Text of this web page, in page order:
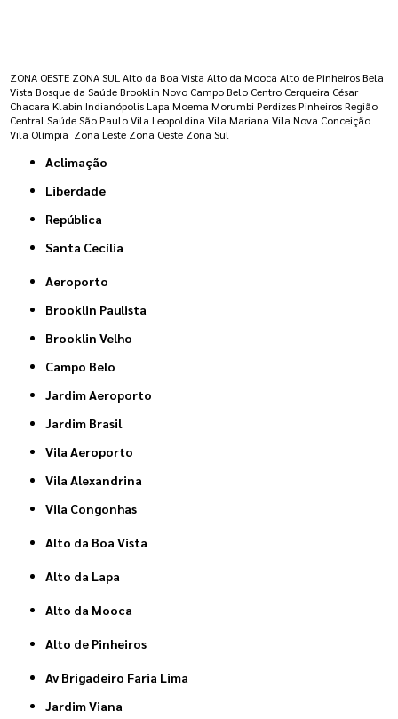
ZONA OESTE ZONA SUL Alto da Boa Vista Alto da Mooca Alto de Pinheiros Bela
Vista Bosque da Saúde Brooklin Novo Campo Belo Centro Cerqueira César
Chacara Klabin Indianópolis Lapa Moema Morumbi Perdizes Pinheiros Região
Central Saúde São Paulo Vila Leopoldina Vila Mariana Vila Nova Conceição
Vila Olímpia Zona Leste Zona Oeste Zona Sul
Aclimação
Liberdade
República
Santa Cecília
Aeroporto
Brooklin Paulista
Brooklin Velho
Campo Belo
Jardim Aeroporto
Jardim Brasil
Vila Aeroporto
Vila Alexandrina
Vila Congonhas
Alto da Boa Vista
Alto da Lapa
Alto da Mooca
Alto de Pinheiros
Av Brigadeiro Faria Lima
Jardim Viana